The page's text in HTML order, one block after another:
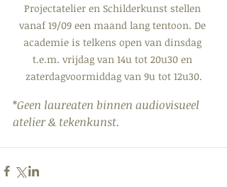
Projectatelier en Schilderkunst stellen
vanaf 19/09 een maand lang tentoon. De
academie is telkens open van dinsdag
t.e.m. vrijdag van 14u tot 20u30 en
zaterdagvoormiddag van 9u tot 12u30.
*Geen laureaten binnen audiovisueel
atelier & tekenkunst.